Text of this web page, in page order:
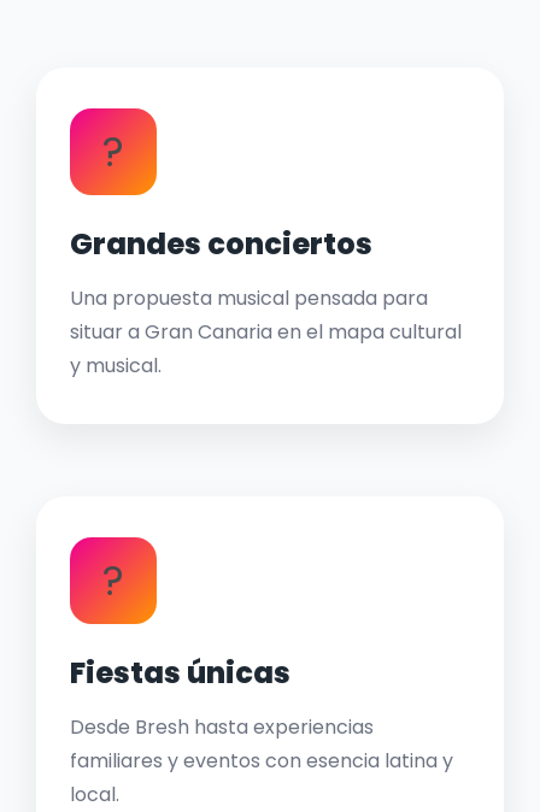
?
Grandes conciertos
Una propuesta musical pensada para
situar a Gran Canaria en el mapa cultural
y musical.
?
Fiestas únicas
Desde Bresh hasta experiencias
familiares y eventos con esencia latina y
local.